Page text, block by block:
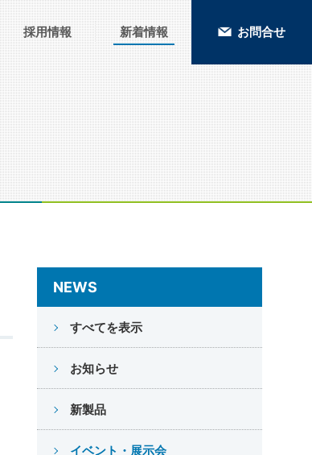
採用情報 新着情報 お問合せ
NEWS
すべてを表示
お知らせ
新製品
イベント・展示会